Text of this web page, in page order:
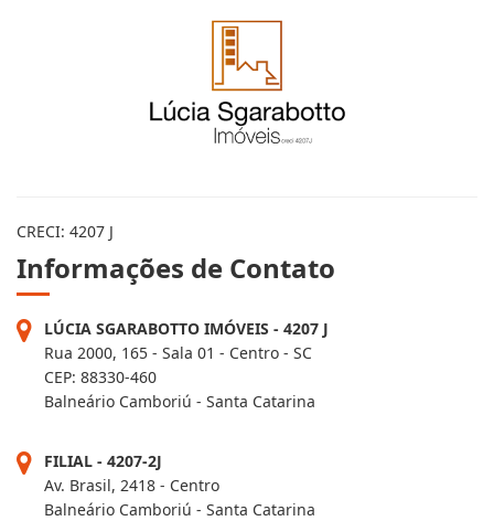
CRECI: 4207 J
Informações de Contato
LÚCIA SGARABOTTO IMÓVEIS - 4207 J
Rua 2000, 165 - Sala 01 - Centro - SC
CEP: 88330-460
Balneário Camboriú - Santa Catarina
FILIAL - 4207-2J
Av. Brasil, 2418 - Centro
Balneário Camboriú - Santa Catarina